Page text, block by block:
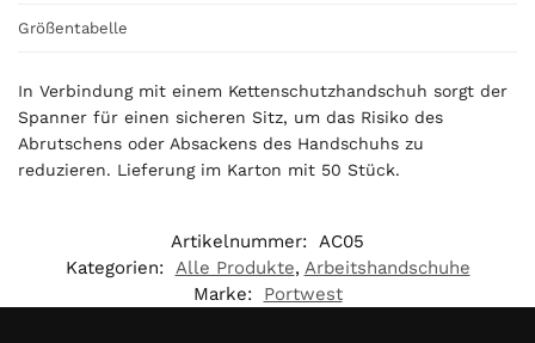
u
t
o
t
a
,
Größentabelle
In Verbindung mit einem Kettenschutzhandschuh sorgt der
Spanner für einen sicheren Sitz, um das Risiko des
Abrutschens oder Absackens des Handschuhs zu
reduzieren. Lieferung im Karton mit 50 Stück.
Artikelnummer: AC05
Kategorien: Alle Produkte, Arbeitshandschuhe
Marke:
Portwest